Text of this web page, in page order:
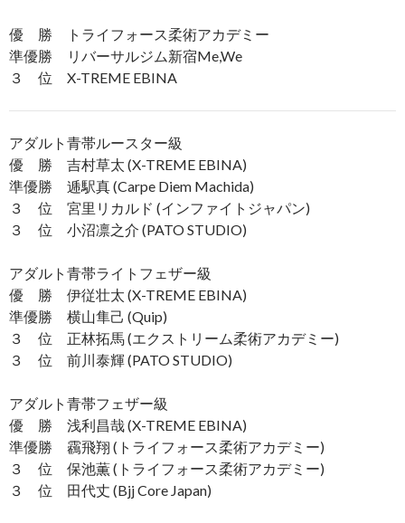
優 勝 トライフォース柔術アカデミー
準優勝 リバーサルジム新宿Me,We
３ 位 X-TREME EBINA
アダルト青帯ルースター級
優 勝 吉村草太 (X-TREME EBINA)
準優勝 逓駅真 (Carpe Diem Machida)
３ 位 宮里リカルド (インファイトジャパン)
３ 位 小沼凛之介 (PATO STUDIO)
アダルト青帯ライトフェザー級
優 勝 伊従壮太 (X-TREME EBINA)
準優勝 横山隼己 (Quip)
３ 位 正林拓馬 (エクストリーム柔術アカデミー)
３ 位 前川泰輝 (PATO STUDIO)
アダルト青帯フェザー級
優 勝 浅利昌哉 (X-TREME EBINA)
準優勝 靏飛翔 (トライフォース柔術アカデミー)
３ 位 保池薫 (トライフォース柔術アカデミー)
３ 位 田代丈 (Bjj Core Japan)